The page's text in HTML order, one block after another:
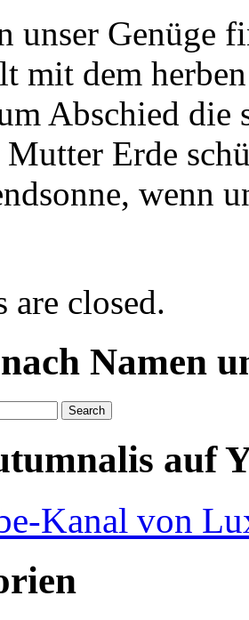
unser Genüge
mit dem
Abschied die
Mutter Erde
wenn
are closed.
Namen
auf
Kanal von